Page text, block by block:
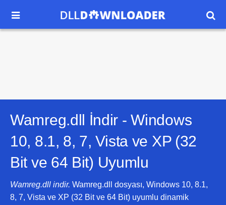
 
Wamreg.dll İndir -Windows
10, 8.1, 8, 7, Vista ve XP (32
Bit ve 64 Bit) Uyumlu
Wamreg.dll indir. Wamreg.dll dosyası, Windows 10, 8.1,
8, 7, Vista ve XP (32 Bit ve 64 Bit) uyumlu dinamik